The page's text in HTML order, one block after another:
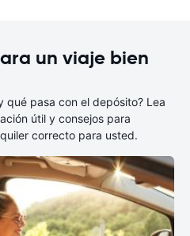
un viaje bien
qué pasa con el depósito? Lea
útil y consejos para
correcto para usted.